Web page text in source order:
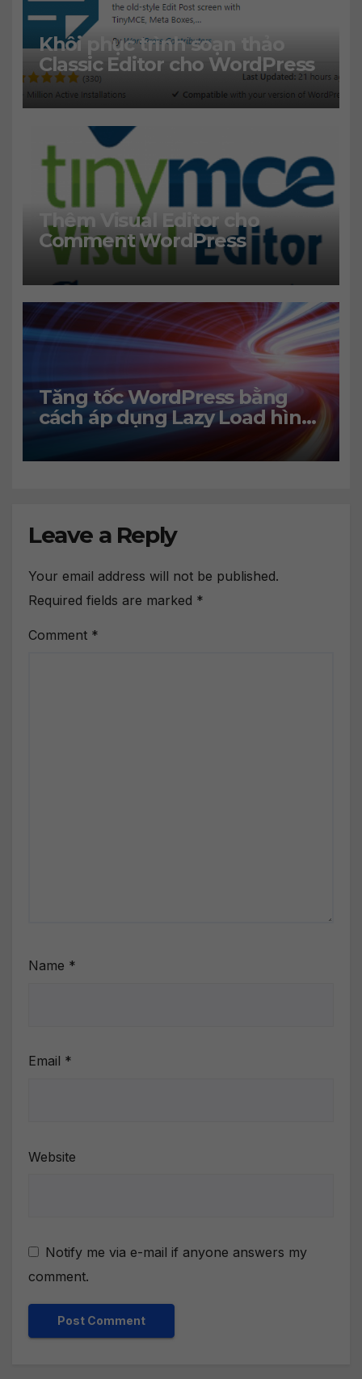
Khôi phục trình soạn thảo
Classic Editor cho WordPress
Thêm Visual Editor cho
Comment WordPress
Tăng tốc WordPress bằng
cách áp dụng Lazy Load hình
Leave a Reply
Your email address will not be published.
Required fields are marked *
Comment *
Name *
Email *
Website
Notify me via e-mail if anyone answers my
comment.